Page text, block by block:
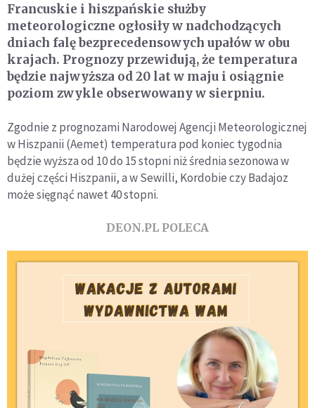
Francuskie i hiszpańskie służby
meteorologiczne ogłosiły w nadchodzących
dniach falę bezprecedensowych upałów w obu
krajach. Prognozy przewidują, że temperatura
będzie najwyższa od 20 lat w maju i osiągnie
poziom zwykle obserwowany w sierpniu.
Zgodnie z prognozami Narodowej Agencji Meteorologicznej
w Hiszpanii (Aemet) temperatura pod koniec tygodnia
będzie wyższa od 10 do 15 stopni niż średnia sezonowa w
dużej części Hiszpanii, a w Sewilli, Kordobie czy Badajoz
może sięgnąć nawet 40 stopni.
DEON.PL POLECA